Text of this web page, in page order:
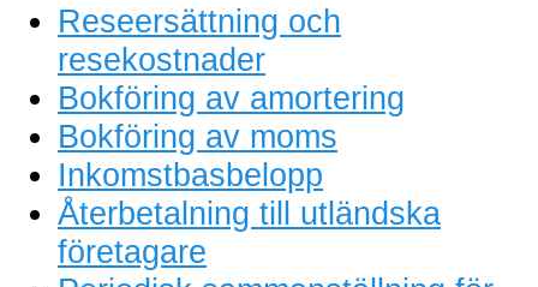
Reseersättning och
resekostnader
Bokföring av amortering
Bokföring av moms
Inkomstbasbelopp
Återbetalning till utländska
företagare